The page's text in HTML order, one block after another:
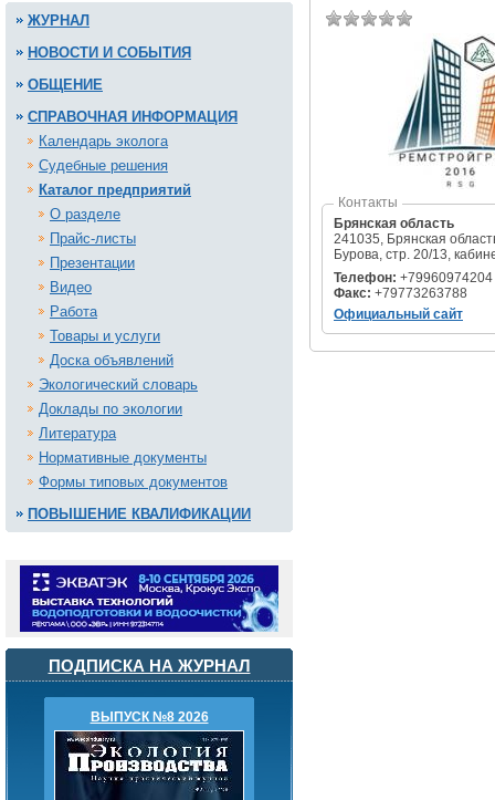
ЖУРНАЛ
НОВОСТИ И СОБЫТИЯ
ОБЩЕНИЕ
СПРАВОЧНАЯ ИНФОРМАЦИЯ
Календарь эколога
Судебные решения
Каталог предприятий
О разделе
Прайс-листы
Презентации
Видео
Работа
Товары и услуги
Доска объявлений
Экологический словарь
Доклады по экологии
Литература
Нормативные документы
Формы типовых документов
ПОВЫШЕНИЕ КВАЛИФИКАЦИИ
ПОДПИСКА НА ЖУРНАЛ
ВЫПУСК №8 2026
Контакты
Брянская область
241035, Брянская
Бурова, стр. 20/13,
Телефон: +79960974204
Факс: +79773263788
Официальный сайт